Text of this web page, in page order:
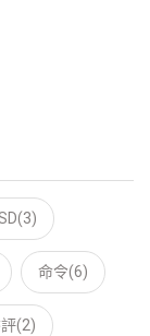
命令(6)
(2)